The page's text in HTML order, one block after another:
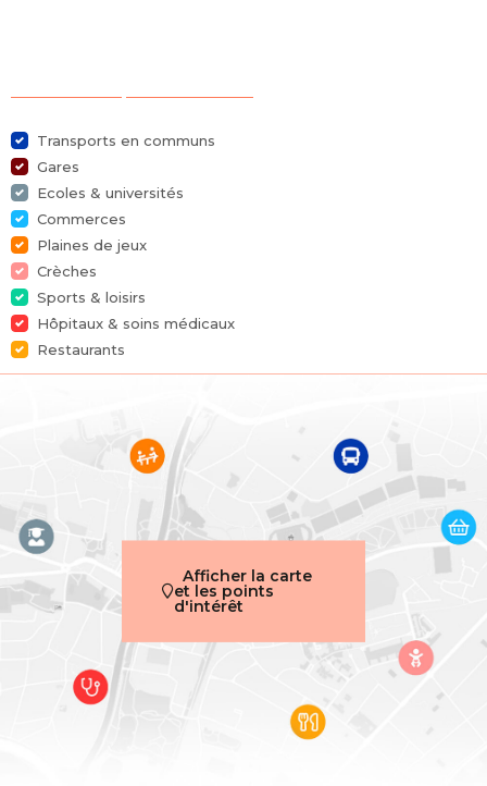
Caractéristiques
Général
Référence
Catégorie
Nombre de chambres
Oui
Terrasse Oui
Parking
Surface habitable 140 m²
Surface du terrain 240 m²
Transports en communs
Gares
Ecoles & universités
Commerces
Plaines de jeux
Crèches
Sports & loisirs
Hôpitaux & soins médicaux
Restaurants
Afficher la carte
et les points
d'intérêt